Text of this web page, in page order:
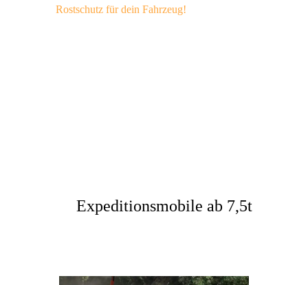
Rostschutz für dein Fahrzeug!
Expeditionsmobile ab 7,5t